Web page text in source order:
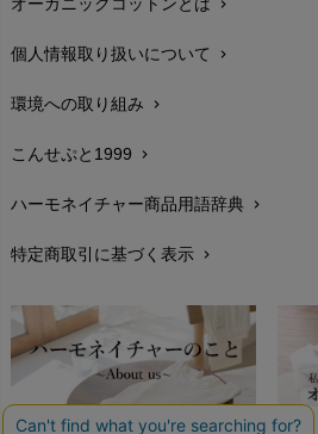
在庫状況と発送予定chevron_right
サイズ・寸法chevron_right
生地・素材chevron_right
お手入れについて
レビューを書こうchevron_right
返品交換chevron_right
FAXでのご注文
お問い合わせchevron_right
chevron_right
個人情報取り扱いについて chevron_right
環境への取り組み chevron_right
こんせぷと1999 chevron_right
ハーモネイチャー商品用語辞典 chevron_right
特定商取引に基づく表示 chevron_right